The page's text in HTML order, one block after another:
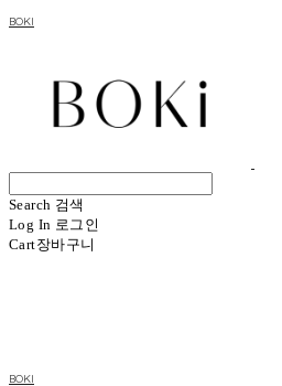
BOKI
Search 검색
Log In 로그인
Cart장바구니
BOKI